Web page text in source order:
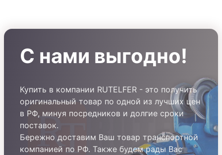
С нами выгодно!
Купить в компании RUTELFER - это получить
оригинальный товар по одной из лучших цен
в РФ, минуя посредников и долгие сроки
поставок.
Бережно доставим Ваш товар транспортной
компанией по РФ. Также будем рады Вас